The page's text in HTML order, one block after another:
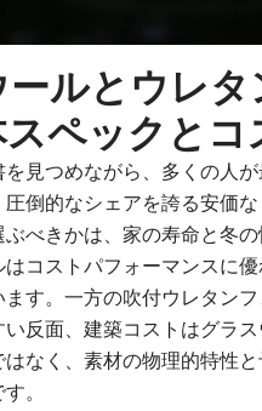
ルとウレ
ペックとコ
見つめながら、多くの人
倒的なシェアを誇る安価
べきかは、家の寿命と冬
コストパフォーマンスに
す。一方の吹付ウレタン
反面、建築コストはグラ
はなく、素材の物理的特性
。